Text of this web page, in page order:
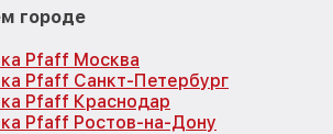
городе
Pfaff Москва
Pfaff Санкт-Петербург
Pfaff Краснодар
Pfaff Ростов-на-Дону